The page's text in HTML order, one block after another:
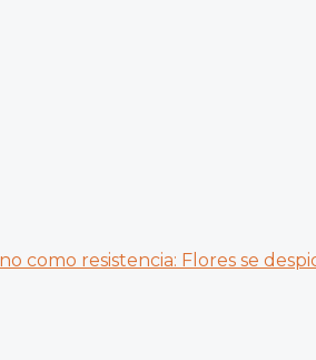
como resistencia: Flores se